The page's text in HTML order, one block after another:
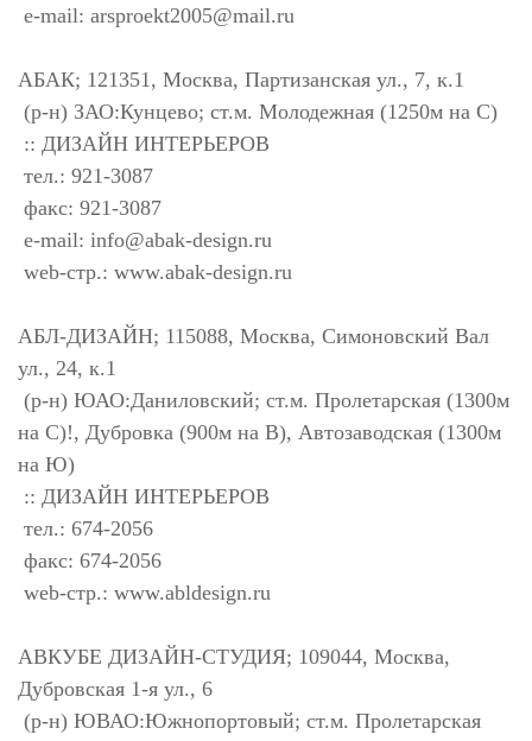
e-mail: arsproekt2005@mail.ru
АБАК; 121351, Москва, Партизанская ул., 7, к.1
(р-н) ЗАО:Кунцево; ст.м. Молодежная (1250м на С)
:: ДИЗАЙН ИНТЕРЬЕРОВ
тел.: 921-3087
факс: 921-3087
e-mail: info@abak-design.ru
web-стр.: www.abak-design.ru
АБЛ-ДИЗАЙН; 115088, Москва, Симоновский Вал
ул., 24, к.1
(р-н) ЮАО:Даниловский; ст.м. Пролетарская (1300м
на С)!, Дубровка (900м на В), Автозаводская (1300м
на Ю)
:: ДИЗАЙН ИНТЕРЬЕРОВ
тел.: 674-2056
факс: 674-2056
web-стр.: www.abldesign.ru
АВКУБЕ ДИЗАЙН-СТУДИЯ; 109044, Москва,
Дубровская 1-я ул., 6
(р-н) ЮВАО:Южнопортовый; ст.м. Пролетарская